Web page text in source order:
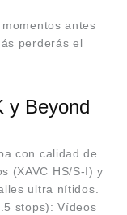
antes
perderás el
y Beyond
con calidad de
(XAVC HS/S-I) y
ultra nítidos.
stops): Vídeos